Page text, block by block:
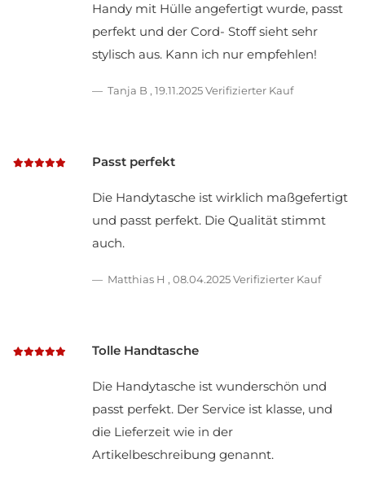
Handy mit Hülle angefertigt wurde, passt
perfekt und der Cord- Stoff sieht sehr
stylisch aus. Kann ich nur empfehlen!
Tanja B , 19.11.2025Verifizierter Kauf
Passt perfekt
Die Handytasche ist wirklich maßgefertigt
und passt perfekt. Die Qualität stimmt
auch.
Matthias H , 08.04.2025Verifizierter Kauf
Tolle Handtasche
Die Handytasche ist wunderschön und
passt perfekt. Der Service ist klasse, und
die Lieferzeit wie in der
Artikelbeschreibung genannt.